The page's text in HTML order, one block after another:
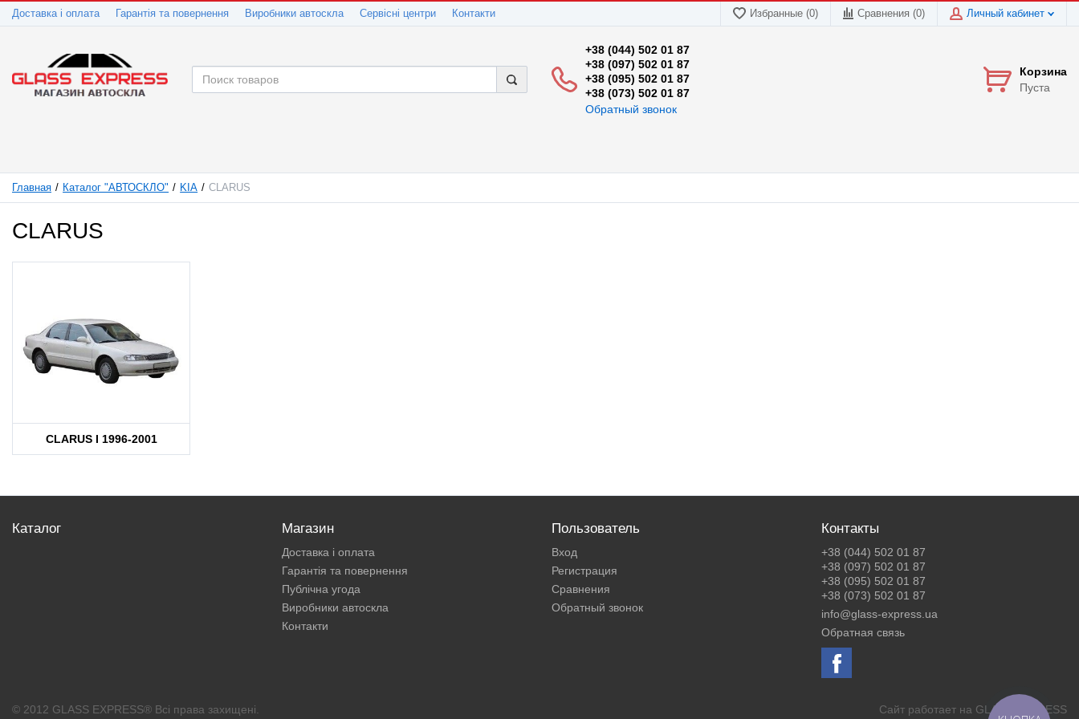
Доставка і оплата Гарантія та повернення Виробники автоскла Сервісні центри Контакти Избранные (0) Сравнения (0) Личный кабинет
+38 (044) 502 01 87
+38 (097) 502 01 87
+38 (095) 502 01 87
+38 (073) 502 01 87
Обратный звонок
Корзина
Пуста
Главная Каталог "АВТОСКЛО" KIA CLARUS
CLARUS
CLARUS I 1996-2001
Каталог Магазин
Доставка і оплата
Гарантія та повернення
Публічна угода
Виробники автоскла
Контакти
Пользователь
Вход
Регистрация
Сравнения
Обратный звонок
Контакты
+38 (044) 502 01 87
+38 (097) 502 01 87
+38 (095) 502 01 87
+38 (073) 502 01 87
info@glass-express.ua
Обратная связь
© 2012 GLASS EXPRESS® Всі права захищені. Сайт работает на GLASS EXPRESS